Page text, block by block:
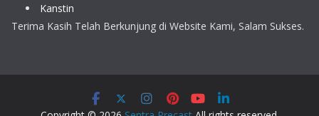
Kanstin
Terima Kasih Telah Berkunjung di Website Kami, Salam Sukses.